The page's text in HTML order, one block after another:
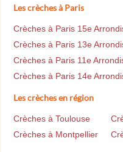
Les crèches à Paris
Crèches à Paris 15e
Crèches à Paris 13e
Crèches à Paris 11e
Crèches à Paris 14e
Les crèches en région
Crèches à Toulouse
Crèches à Montpellier